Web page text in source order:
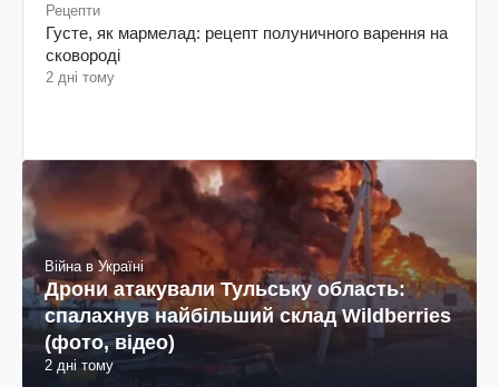
Рецепти
Густе, як мармелад: рецепт полуничного варення на
сковороді
2 дні тому
Війна в Україні
Дрони атакували Тульську область:
спалахнув найбільший склад Wildberries
(фото, відео)
2 дні тому